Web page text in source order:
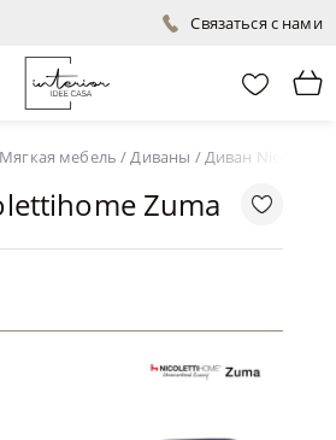
Связаться с нами
Мягкая мебель /Диваны /Диван
Zuma